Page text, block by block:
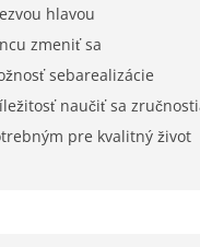
hlavou
zmeniť sa
sebarealizácie
naučiť sa
pre kvalitný život